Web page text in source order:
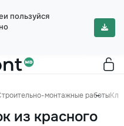
пользуйся
монтажные работы
из красного